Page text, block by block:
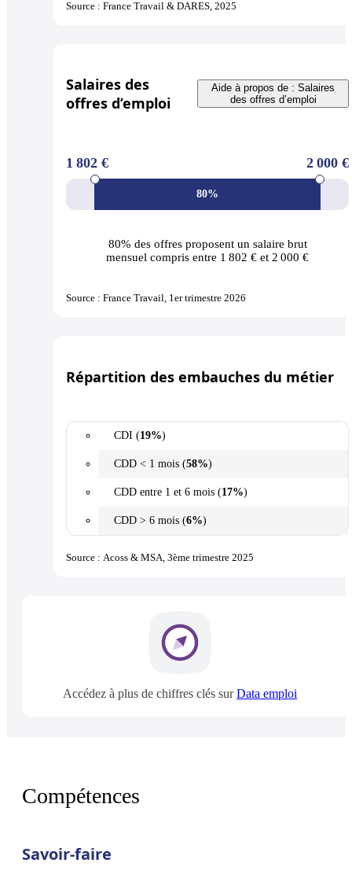
Source : France Travail & DARES, 2025
Salaires des
offres d’emploi
Aide à propos de : Salaires
des offres d’emploi
80%
1 802 € 2 000 €
80% des offresproposent un salaire brut
mensuel compris entre 1 802 € et 2 000 €
Source : France Travail, 1er trimestre 2026
Répartition des embauches du métier
CDI (19%)
CDD < 1 mois (58%)
CDD entre 1 et 6 mois (17%)
CDD > 6 mois (6%)
Source : Acoss & MSA, 3ème trimestre 2025
Accédez à plus de chiffres clés surData emploi
Compétences
Savoir-faire